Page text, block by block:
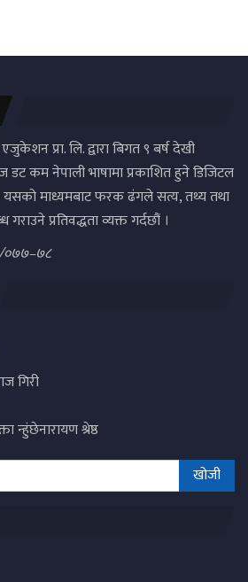
प्रा. लि. द्वारा बिगत ९ बर्ष देखी
कम नेपाली भाषामा प्रकाशित हुने डिजिटल
यसको माध्यमबाट फरक ढंगले सत्य, तथ्य तथा
प्रतिवद्धता व्यक्त गर्दछौं ।
०७७–७८
गिरी
न्हुंछेनारायण श्रेष्ठ